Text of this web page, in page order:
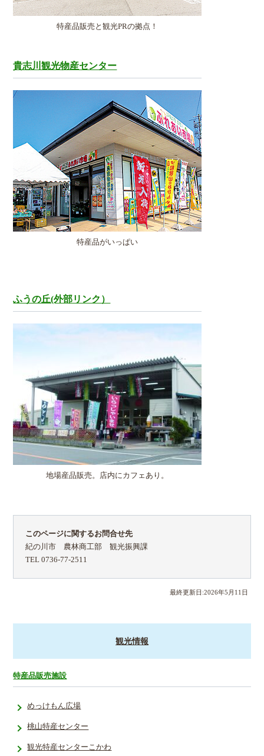
特産品販売と観光PRの拠点！
貴志川観光物産センター
特産品がいっぱい
ふうの丘(外部リンク）
地場産品販売。店内にカフェあり。
このページに関するお問合せ先
紀の川市 農林商工部 観光振興課
TEL 0736-77-2511
最終更新日:2026年5 月 11 日
観光情報
特産品販売施設
めっけもん広場
桃山特産センター
観光特産センターこかわ